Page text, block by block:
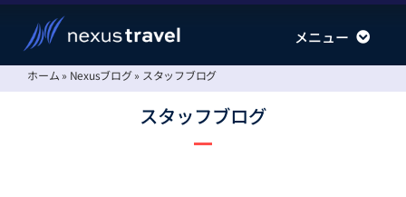
content
メニュー
南極旅行
メニュー
南極旅行
ホーム » Nexusブログ» スタッフブログ
スタッフブログ